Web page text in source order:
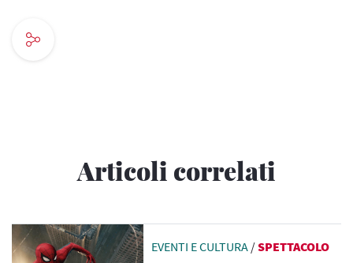
Articoli correlati
EVENTI E CULTURA /SPETTACOLO